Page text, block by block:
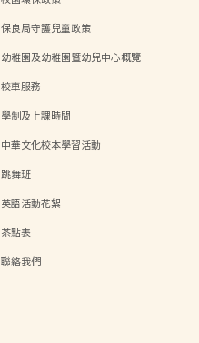
保良局守護兒童政策
幼稚園及幼稚園暨幼兒中心概覽
校車服務
學制及上課時間
中華文化校本學習活動
跳舞班
英語活動花絮
茶點表
聯絡我們